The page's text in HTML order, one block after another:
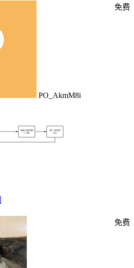
PO_AkmM8i
免费
免费